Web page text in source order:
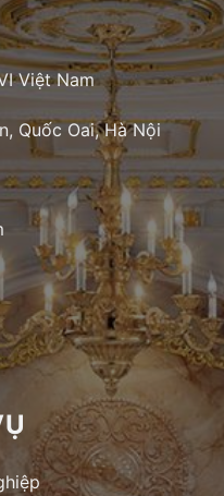
Việt Nam
Quốc Oai, Hà Nội